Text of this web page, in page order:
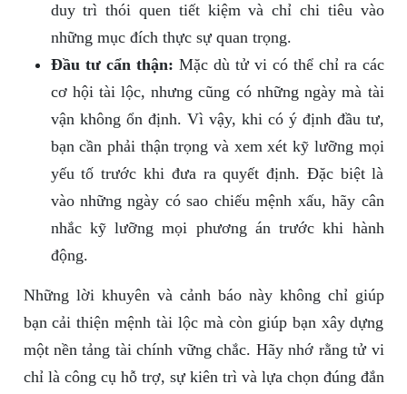
duy trì thói quen tiết kiệm và chỉ chi tiêu vào
những mục đích thực sự quan trọng.
Đầu tư cẩn thận: Mặc dù tử vi có thể chỉ ra các
cơ hội tài lộc, nhưng cũng có những ngày mà tài
vận không ổn định. Vì vậy, khi có ý định đầu tư,
bạn cần phải thận trọng và xem xét kỹ lưỡng mọi
yếu tố trước khi đưa ra quyết định. Đặc biệt là
vào những ngày có sao chiếu mệnh xấu, hãy cân
nhắc kỹ lưỡng mọi phương án trước khi hành
động.
Những lời khuyên và cảnh báo này không chỉ giúp
bạn cải thiện mệnh tài lộc mà còn giúp bạn xây dựng
một nền tảng tài chính vững chắc. Hãy nhớ rằng tử vi
chỉ là công cụ hỗ trợ, sự kiên trì và lựa chọn đúng đắn